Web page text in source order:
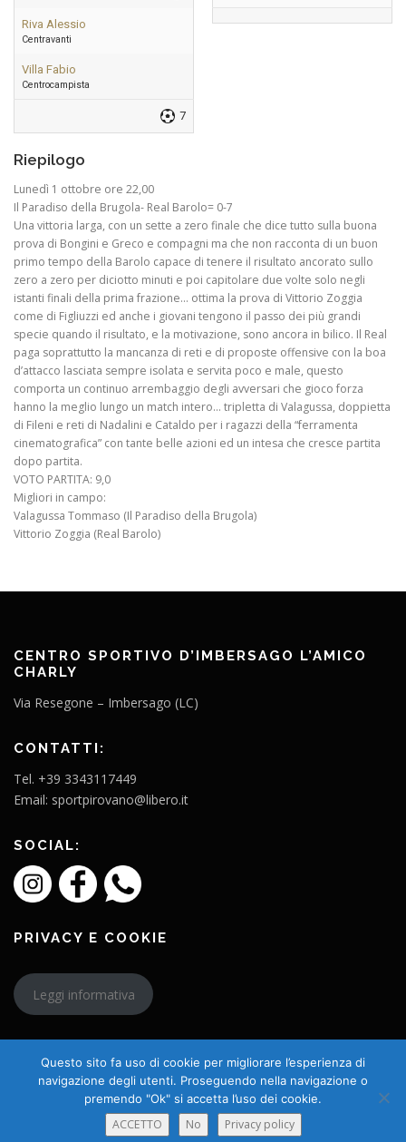
Riva Alessio
Centravanti
Villa Fabio
Centrocampista
7
Riepilogo
Lunedì 1 ottobre ore 22,00
Il Paradiso della Brugola- Real Barolo= 0-7
Una vittoria larga, con un sette a zero finale che dice tutto sulla buona
prova di Bongini e Greco e compagni ma che non racconta di un buon
primo tempo della Barolo capace di tenere il risultato ancorato sullo
zero a zero per diciotto minuti e poi capitolare due volte solo negli
istanti finali della prima frazione… ottima la prova di Vittorio Zoggia
come di Figliuzzi ed anche i giovani tengono il passo dei più grandi
specie quando il risultato, e la motivazione, sono ancora in bilico. Il Real
paga soprattutto la mancanza di reti e di proposte offensive con la boa
d’attacco lasciata sempre isolata e servita poco e male, questo
comporta un continuo arrembaggio degli avversari che gioco forza
hanno la meglio lungo un match intero… tripletta di Valagussa, doppietta
di Fileni e reti di Nadalini e Cataldo per i ragazzi della “ferramenta
cinematografica” con tante belle azioni ed un intesa che cresce partita
dopo partita.
VOTO PARTITA: 9,0
Migliori in campo:
Valagussa Tommaso (Il Paradiso della Brugola)
Vittorio Zoggia (Real Barolo)
CENTRO SPORTIVO D’IMBERSAGO L’AMICO
CHARLY
Via Resegone – Imbersago (LC)
CONTATTI:
Tel. +39 3343117449
Email: sportpirovano@libero.it
SOCIAL:
PRIVACY E COOKIE
Leggi informativa
Copyright © 2026 L'Amico Charly
Questo sito fa uso di cookie per migliorare l’esperienza di
navigazione degli utenti. Proseguendo nella navigazione o
premendo "Ok" si accetta l’uso dei cookie.
ACCETTO No Privacy policy